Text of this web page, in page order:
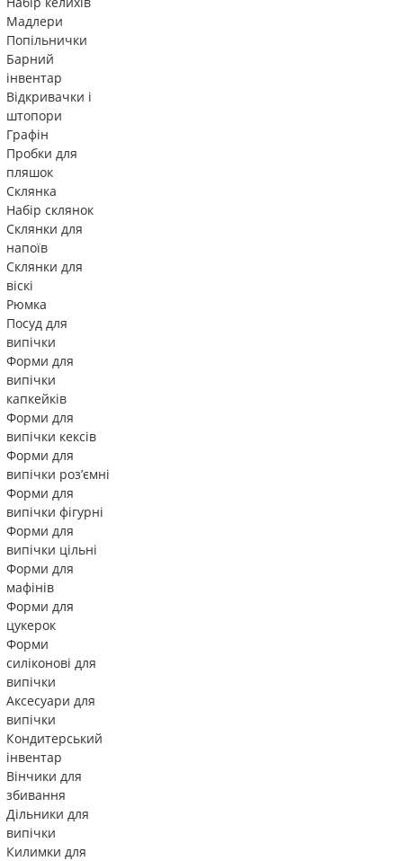
Мадлери
Попільнички
Барний
інвентар
Відкривачки і
штопори
Графін
Пробки для
пляшок
Склянка
Набір склянок
Склянки для
напоїв
Склянки для
віскі
Рюмка
Посуд для
випічки
Форми для
випічки
капкейків
Форми для
випічки кексів
Форми для
випічки роз’ємні
Форми для
випічки фігурні
Форми для
випічки цільні
Форми для
мафінів
Форми для
цукерок
Форми
силіконові для
випічки
Аксесуари для
випічки
Кондитерський
інвентар
Вінчики для
збивання
Дільники для
випічки
Килимки для